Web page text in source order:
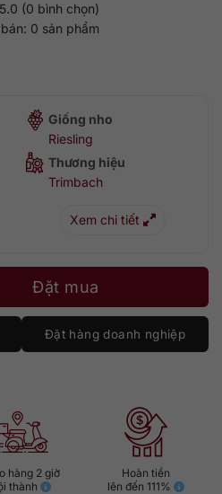
(0 bình chọn)
0 sản phẩm
Giống nho
Riesling
Thương hiệu
Trimbach
Xem chi tiết
số lượngĐặt mua
Đặt hàng doanh nghiệp
hàng 2 giờ
thành
Hoàn tiền
lên đến 111%